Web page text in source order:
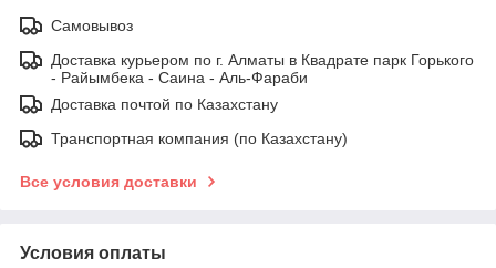
Самовывоз
Доставка курьером по г. Алматы в Квадрате парк Горького
- Райымбека - Саина - Аль-Фараби
Доставка почтой по Казахстану
Транспортная компания (по Казахстану)
Все условия доставки
Условия оплаты